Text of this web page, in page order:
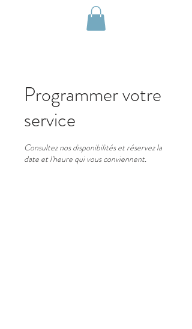
Réserver
Programmer votre
service
Consultez nos disponibilités et réservez la
date et l'heure qui vous conviennent.